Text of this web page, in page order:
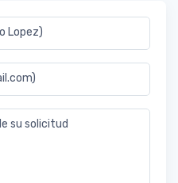
Lopez)
su solicitud